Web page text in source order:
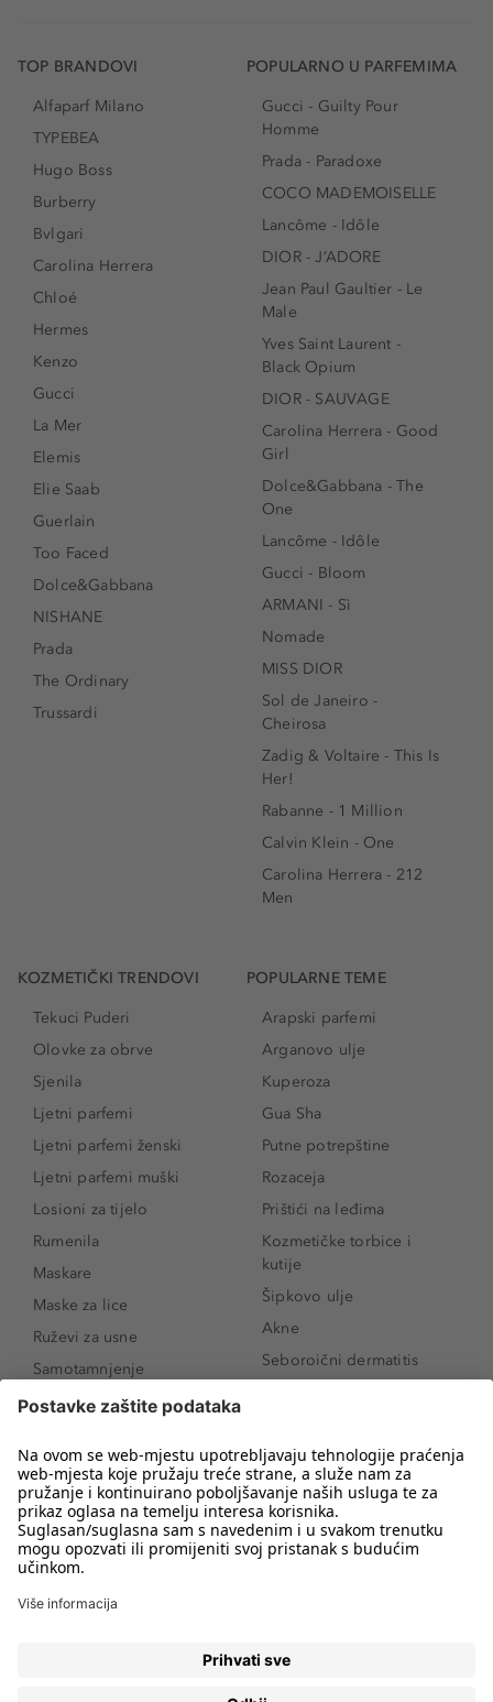
TOP BRANDOVI
Alfaparf Milano
TYPEBEA
Hugo Boss
Burberry
Bvlgari
Carolina Herrera
Chloé
Hermes
Kenzo
Gucci
La Mer
Elemis
Elie Saab
Guerlain
Too Faced
Dolce&Gabbana
NISHANE
Prada
The Ordinary
Trussardi
POPULARNO U PARFEMIMA
Gucci - Guilty Pour
Homme
Prada - Paradoxe
COCO MADEMOISELLE
Lancôme - Idôle
DIOR - J’ADORE
Jean Paul Gaultier - Le
Male
Yves Saint Laurent -
Black Opium
DIOR - SAUVAGE
Carolina Herrera - Good
Girl
Dolce&Gabbana - The
One
Lancôme - Idôle
Gucci - Bloom
ARMANI - Sì
Nomade
MISS DIOR
Sol de Janeiro -
Cheirosa
Zadig & Voltaire - This Is
Her!
Rabanne - 1 Million
Calvin Klein - One
Carolina Herrera - 212
Men
KOZMETIČKI TRENDOVI
Tekuci Puderi
Olovke za obrve
Sjenila
Ljetni parfemi
Ljetni parfemi ženski
Ljetni parfemi muški
Losioni za tijelo
Rumenila
Maskare
Maske za lice
Ruževi za usne
Samotamnjenje
Puderi
Proizvodi za obrve
Sunce i zaštita
Serumi za lice
Proizvodi za čišćenje lica
POPULARNE TEME
Arapski parfemi
Arganovo ulje
Kuperoza
Gua Sha
Putne potrepštine
Rozaceja
Prištići na leđima
Kozmetičke torbice i
kutije
Šipkovo ulje
Akne
Seboroični dermatitis
Novo
Koji mi parfem
odgovara?
Kako našminkati oči da
Kako ukloniti mitesere